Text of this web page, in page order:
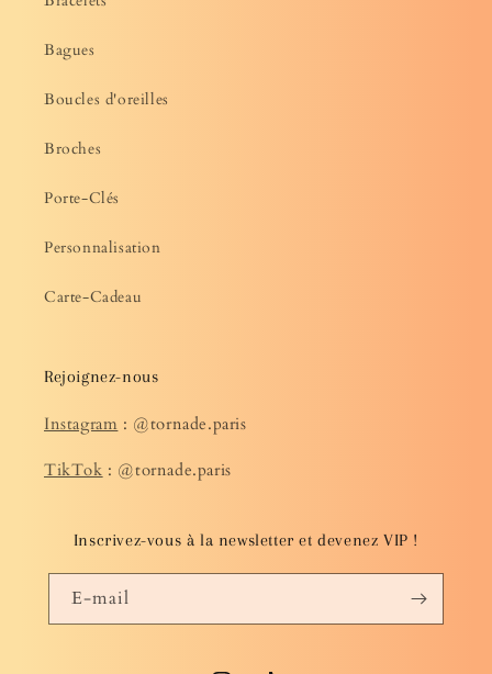
Bagues
Boucles d'oreilles
Broches
Porte-Clés
Personnalisation
Carte-Cadeau
Rejoignez-nous
Instagram : @tornade.paris
TikTok : @tornade.paris
Inscrivez-vous à la newsletter et devenez VIP !
E-mail